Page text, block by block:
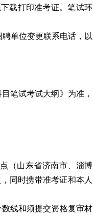
载打印准考证。笔试环
单位变更联系电话，以
笔试考试大纲》为准，
（山东省济南市、淄博
同时携带准考证和本人
线和须提交资格复审材